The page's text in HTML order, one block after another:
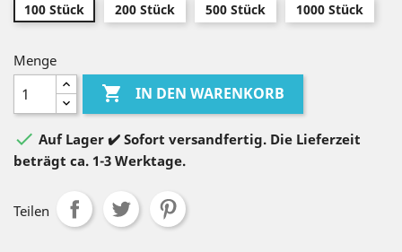
100 Stück 200 Stück 500 Stück 1000 Stück
Menge
 IN DEN WARENKORB
 Auf Lager ✔️ Sofort versandfertig. Die Lieferzeit
beträgt ca. 1-3 Werktage.
Teilen